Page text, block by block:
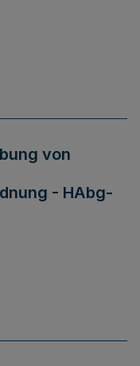
von
- HAbg-